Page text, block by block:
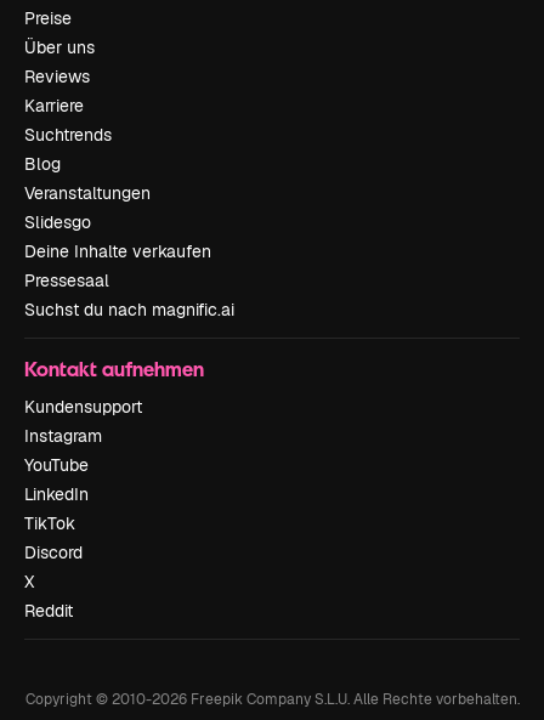
Preise
Über uns
Reviews
Karriere
Suchtrends
Blog
Veranstaltungen
Slidesgo
Deine Inhalte verkaufen
Pressesaal
Suchst du nach magnific.ai
Kontakt aufnehmen
Kundensupport
Instagram
YouTube
LinkedIn
TikTok
Discord
X
Reddit
Copyright © 2010-2026Freepik Company S.L.U. Alle Rechte vorbehalten.